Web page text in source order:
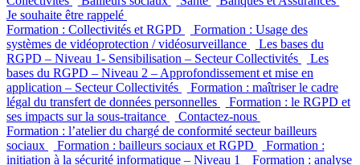
Je souhaite être rappelé
Formation : Collectivités et RGPD
Formation : Usage des
systèmes de vidéoprotection / vidéosurveillance
Les bases du
RGPD – Niveau 1- Sensibilisation – Secteur Collectivités
Les
bases du RGPD – Niveau 2 – Approfondissement et mise en
application – Secteur Collectivités
Formation : maîtriser le cadre
légal du transfert de données personnelles
Formation : le RGPD et
ses impacts sur la sous-traitance
Contactez-nous
Formation : l’atelier du chargé de conformité secteur bailleurs
sociaux
Formation : bailleurs sociaux et RGPD
Formation :
initiation à la sécurité informatique – Niveau 1
Formation : analyse